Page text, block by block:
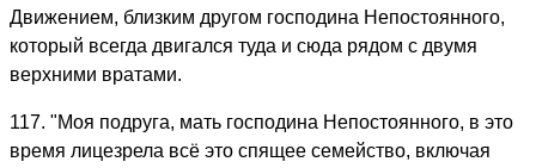
Движением, близким другом господина Непостоянного,
который всегда двигался туда и сюда рядом с двумя
верхними вратами.
117. "Моя подруга, мать господина Непостоянного, в это
время лицезрела всё это спящее семейство, включая